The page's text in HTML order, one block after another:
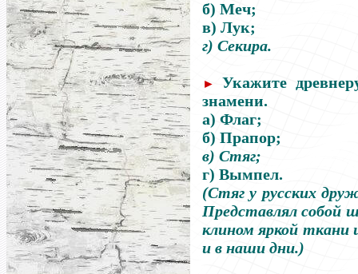
б) Меч;
в) Лук;
г) Секира.
►
Укажите
знамени.
а) Флаг;
б) Прапор;
в) Стяг;
г) Вымпел.
(Стяг у русских
Представлял собой
клином яркой ткани
и в наши дни.)